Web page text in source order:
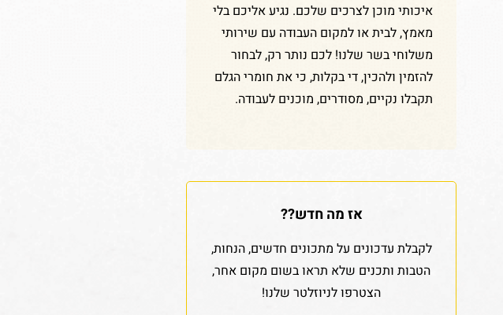
איכותי מוכן לצרכים שלכם. נגיע אליכם בלי
מאמץ, לבית או למקום העבודה עם שירותי
משלוחי בשר שלנו! לכם נותר רק, לבחור
להזמין ולהכין, די בקלות, כי את חומרי הגלם
תקבלו נקיים, מסודרים, מוכנים לעבודה.
אז מה חדש??
לקבלת עדכונים על מתכונים חדשים, הנחות,
הטבות ותכנים שלא תראו בשום מקום אחר,
הצטרפו לניוזלטר שלנו!